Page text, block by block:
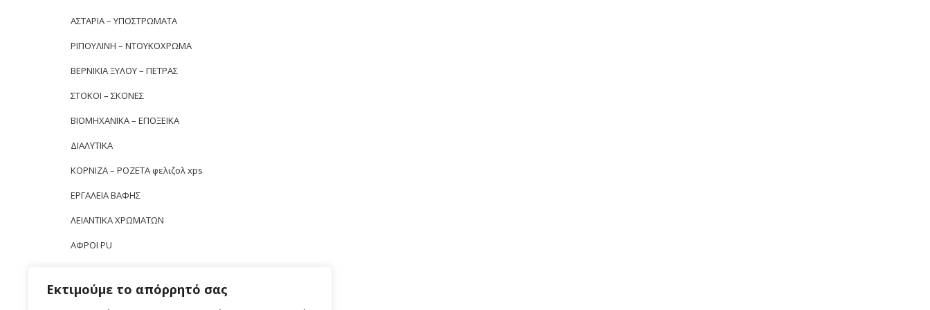
Εκτιμούμε το απόρρητό σας
ΑΣΤΑΡΙΑ – ΥΠΟΣΤΡΩΜΑΤΑ
ΡΙΠΟΥΛΙΝΗ – ΝΤΟΥΚΟΧΡΩΜΑ
ΒΕΡΝΙΚΙΑ ΞΥΛΟΥ – ΠΕΤΡΑΣ
ΣΤΟΚΟΙ – ΣΚΟΝΕΣ
ΒΙΟΜΗΧΑΝΙΚΑ – ΕΠΟΞΕΙΚΑ
ΔΙΑΛΥΤΙΚΑ
ΚΟΡΝΙΖΑ – ΡΟΖΕΤΑ φελιζολ xps
ΕΡΓΑΛΕΙΑ ΒΑΦΗΣ
ΛΕΙΑΝΤΙΚΑ ΧΡΩΜΑΤΩΝ
ΑΦΡΟΙ PU
ΚΟΛΛΕΣ